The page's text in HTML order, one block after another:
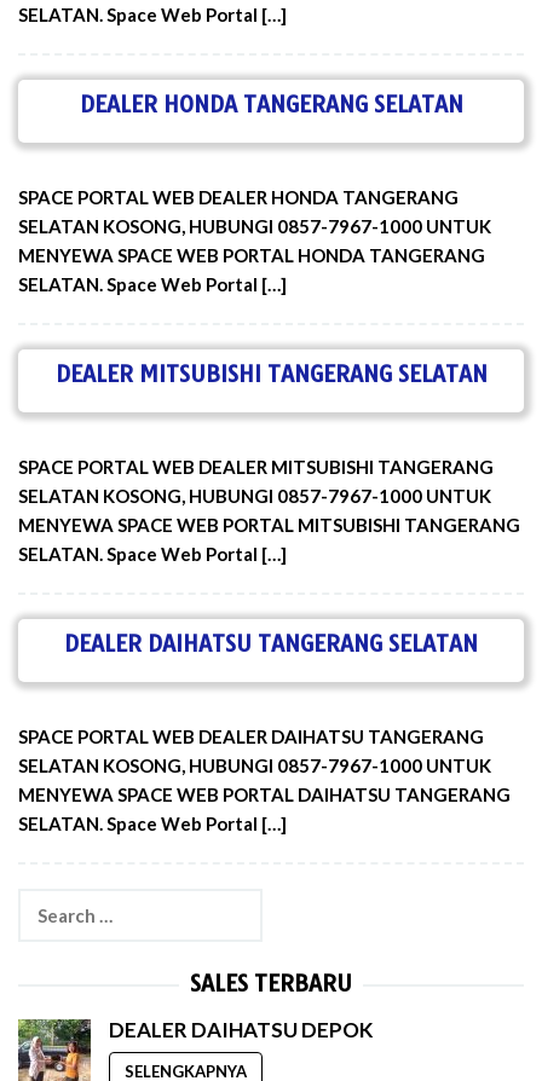
SELATAN. Space Web Portal […]
DEALER HONDA TANGERANG SELATAN
SPACE PORTAL WEB DEALER HONDA TANGERANG
SELATAN KOSONG, HUBUNGI 0857-7967-1000 UNTUK
MENYEWA SPACE WEB PORTAL HONDA TANGERANG
SELATAN. Space Web Portal […]
DEALER MITSUBISHI TANGERANG SELATAN
SPACE PORTAL WEB DEALER MITSUBISHI TANGERANG
SELATAN KOSONG, HUBUNGI 0857-7967-1000 UNTUK
MENYEWA SPACE WEB PORTAL MITSUBISHI TANGERANG
SELATAN. Space Web Portal […]
DEALER DAIHATSU TANGERANG SELATAN
SPACE PORTAL WEB DEALER DAIHATSU TANGERANG
SELATAN KOSONG, HUBUNGI 0857-7967-1000 UNTUK
MENYEWA SPACE WEB PORTAL DAIHATSU TANGERANG
SELATAN. Space Web Portal […]
SALES TERBARU
DEALER DAIHATSU DEPOK
SELENGKAPNYA